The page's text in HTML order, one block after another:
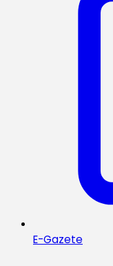
E-Gazete